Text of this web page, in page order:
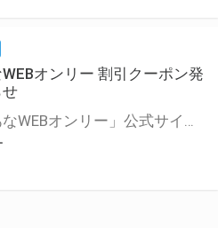
オンリー 割引クーポン発
「とらのあなWEBオンリー」公式サイトでとらのあな通販の「割引クーポン」を配布中！ イベントごとに開催当日限定で使える割引クーポンのシリアルコードを発行します。 とらのあなWEBオンリーのページをチェックして、イベント当日にお得にお買い物を楽しみましょう♪ ※本キャンペーンは予告なく終了する場合がございます。 とらのあなWEBオンリーサイトはこちら